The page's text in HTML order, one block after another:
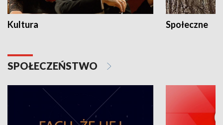
Kultura Społeczne
SPOŁECZEŃSTWO